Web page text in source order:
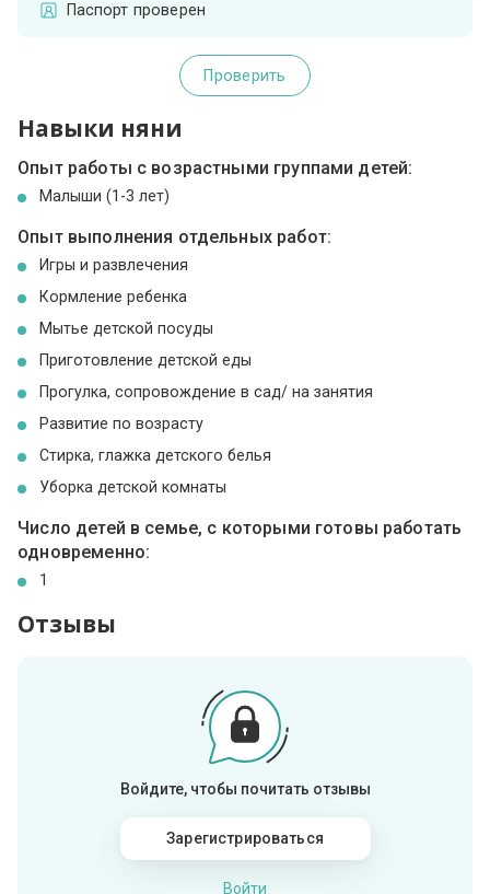
Паспорт проверен
Проверить
Навыки няни
Опыт работы с возрастными группами детей:
Малыши (1-3 лет)
Опыт выполнения отдельных работ:
Игры и развлечения
Кормление ребенка
Мытье детской посуды
Приготовление детской еды
Прогулка, сопровождение в сад/ на занятия
Развитие по возрасту
Стирка, глажка детского белья
Уборка детской комнаты
Число детей в семье, с которыми готовы работать
одновременно:
1
Отзывы
Войдите, чтобы почитать отзывы
Зарегистрироваться
Войти